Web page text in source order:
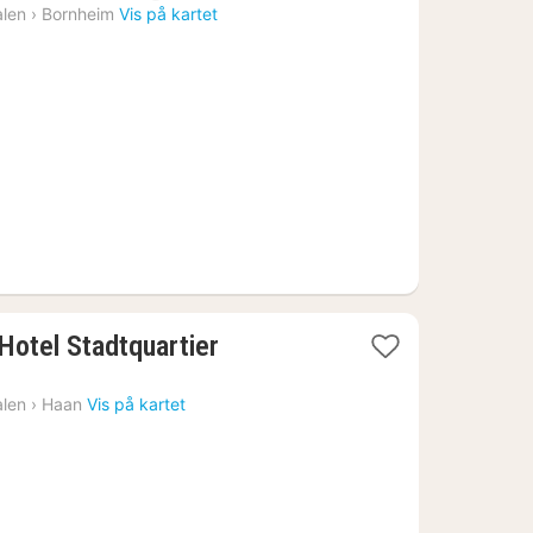
natt
› Bornheim Vis på kartet
Stadtquartier
› Haan Vis på kartet